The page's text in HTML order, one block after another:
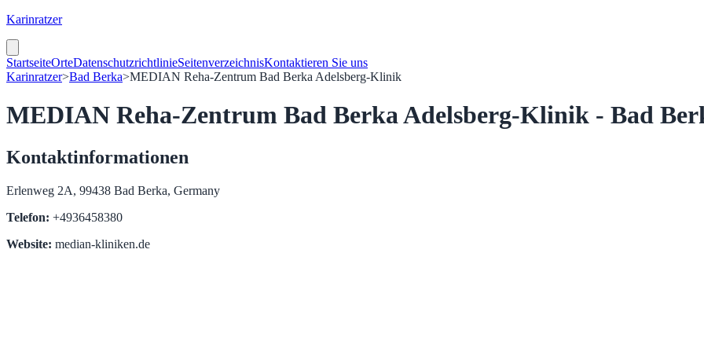
Karinratzer
StartseiteOrteDatenschutzrichtlinieSeitenverzeichnisKontaktieren Sie uns
Karinratzer>Bad Berka>MEDIAN Reha-Zentrum Bad Berka Adelsberg-Klinik
MEDIAN Reha-Zentrum Bad Berka Adelsberg-Klinik - Bad
Kontaktinformationen
Erlenweg 2A, 99438 Bad Berka, Germany
Telefon: +4936458380
Website: median-kliniken.de